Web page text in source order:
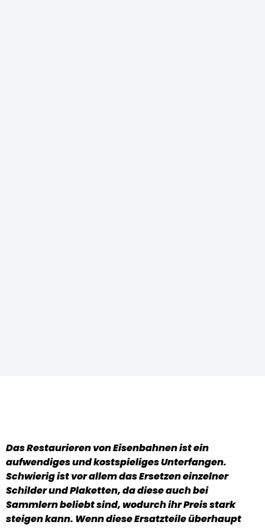
Das Restaurieren von Eisenbahnen ist ein
aufwendiges und kostspieliges Unterfangen.
Schwierig ist vor allem das Ersetzen einzelner
Schilder und Plaketten, da diese auch bei
Sammlern beliebt sind, wodurch ihr Preis stark
steigen kann. Wenn diese Ersatzteile überhaupt